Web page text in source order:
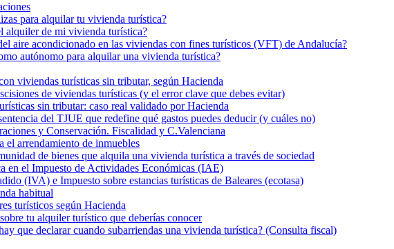
para alquilar tu vivienda turística?
alquiler de mi vivienda turística?
aire acondicionado en las viviendas con fines turísticos (VFT) de Andalucía?
autónomo para alquilar una vivienda turística?
viviendas turísticas sin tributar, según Hacienda
de viviendas turísticas (y el error clave que debes evitar)
sin tributar: caso real validado por Hacienda
del TJUE que redefine qué gastos puedes deducir (y cuáles no)
y Conservación. Fiscalidad y C.Valenciana
el arrendamiento de inmuebles
de bienes que alquila una vivienda turística a través de sociedad
en el Impuesto de Actividades Económicas (IAE)
(IVA) e Impuesto sobre estancias turísticas de Baleares (ecotasa)
habitual
turísticos según Hacienda
tu alquiler turístico que deberías conocer
que declarar cuando subarriendas una vivienda turística? (Consulta fiscal)